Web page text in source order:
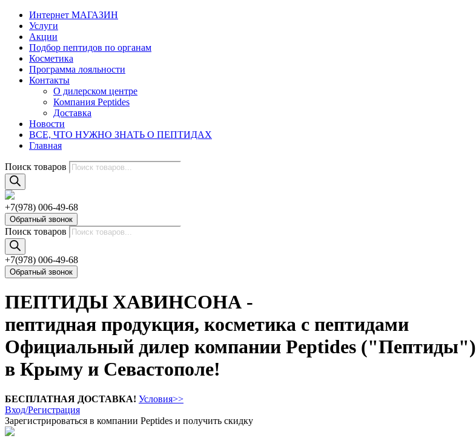
Интернет МАГАЗИН
Услуги
Акции
Подбор пептидов по органам
Косметика
Программа лояльности
Контакты
О дилерском центре
Компания Peptides
Доставка
Новости
ВСЕ, ЧТО НУЖНО ЗНАТЬ О ПЕПТИДАХ
Главная
Поиск товаров
+7(978) 006-49-68
Обратный звонок
Поиск товаров
+7(978) 006-49-68
Обратный звонок
ПЕПТИДЫ ХАВИНСОНА -
пептидная продукция, косметика с пептидами
Официальный дилер компании Peptides ("Пептиды")
в Крыму и Севастополе!
БЕСПЛАТНАЯ ДОСТАВКА! Условия>>
Вход/Регистрация
Зарегистрироваться в компании Peptides и получить скидку